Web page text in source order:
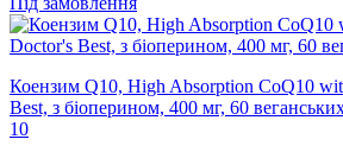
Коензим Q10, High Absorption CoQ10
Best, з біоперином, 400 мг, 60
10